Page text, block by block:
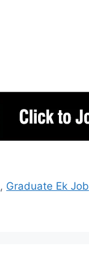
, Graduate Ek Job